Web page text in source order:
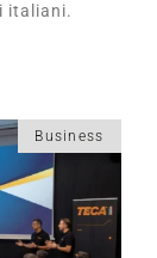
italiani.
Business